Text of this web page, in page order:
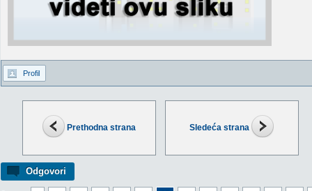
Prethodna strana Sledeća strana
Odgovori
Profil